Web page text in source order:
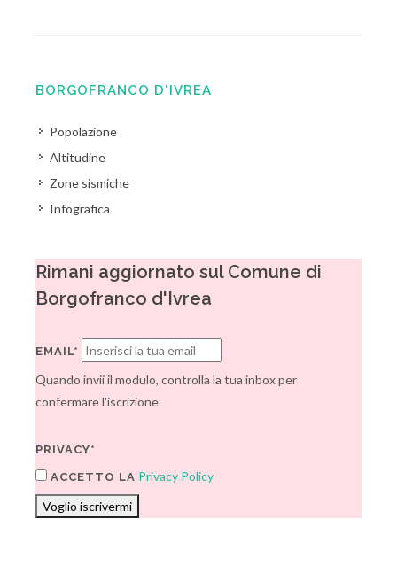
BORGOFRANCO D'IVREA
Popolazione
Altitudine
Zone sismiche
Infografica
Rimani aggiornato sul Comune di
Borgofranco d'Ivrea
EMAIL*
Quando invii il modulo, controlla la tua inbox per
confermare l'iscrizione
PRIVACY*
ACCETTO LA Privacy Policy
Voglio iscrivermi